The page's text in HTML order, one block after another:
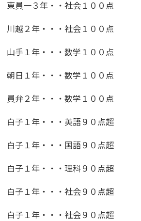
東員一３年・・社会１００点
川越２年・・・社会１００点
山手１年・・・数学１００点
朝日１年・・・数学１００点
員弁２年・・・数学１００点
白子１年・・・英語９０点超
白子１年・・・国語９０点超
白子１年・・・理科９０点超
白子１年・・・社会９０点超
白子１年・・・社会９０点超